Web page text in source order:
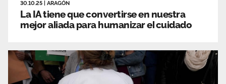
30.10.25 ARAGÓN
La IA tiene que convertirse en nuestra
mejor aliada para humanizar el cuidado